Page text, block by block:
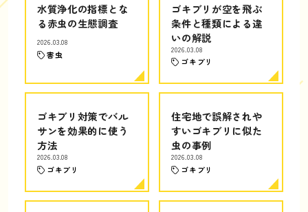
水質浄化の指標とな
る赤虫の生態調査
2026.03.08
害虫
ゴキブリが空を飛ぶ
条件と種類による違
いの解説
2026.03.08
ゴキブリ
ゴキブリ対策でバル
サンを効果的に使う
方法
2026.03.08
ゴキブリ
住宅地で誤解されや
すいゴキブリに似た
虫の事例
2026.03.08
ゴキブリ